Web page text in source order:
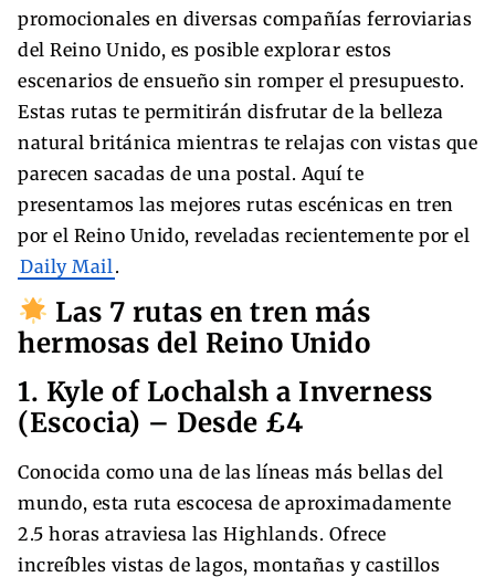
promocionales en diversas compañías ferroviarias
del Reino Unido, es posible explorar estos
escenarios de ensueño sin romper el presupuesto.
Estas rutas te permitirán disfrutar de la belleza
natural británica mientras te relajas con vistas que
parecen sacadas de una postal. Aquí te
presentamos las mejores rutas escénicas en tren
por el Reino Unido, reveladas recientemente por el
Daily Mail .
Las 7 rutas en tren más
hermosas del Reino Unido
1. Kyle of Lochalsh a Inverness
(Escocia) – Desde £4
Conocida como una de las líneas más bellas del
mundo, esta ruta escocesa de aproximadamente
2.5 horas atraviesa las Highlands. Ofrece
increíbles vistas de lagos, montañas y castillos